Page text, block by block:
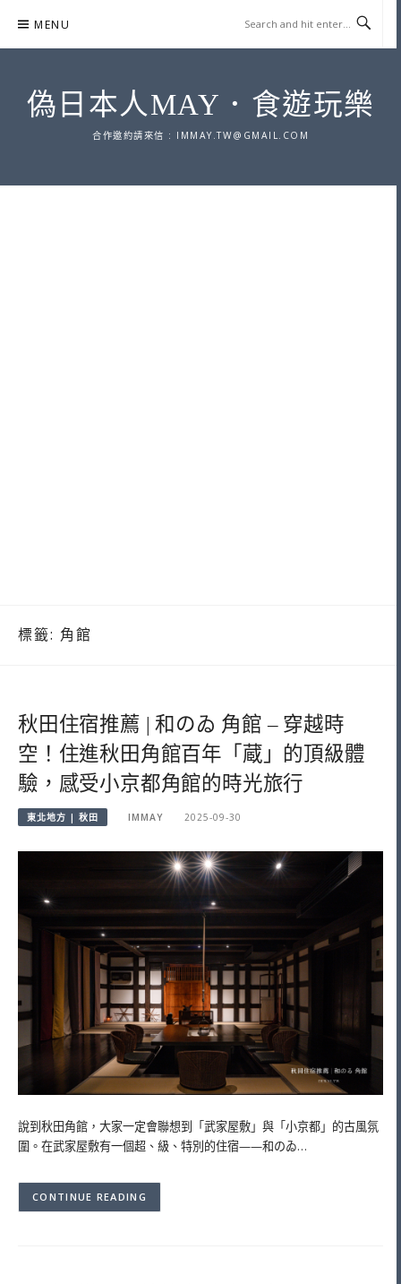
content
MENU
偽日本人MAY．食遊玩樂
合作邀約請來信 : IMMAY.TW@GMAIL.COM
標籤: 角館
秋田住宿推薦 | 和のゐ 角館 – 穿越時
空！住進秋田角館百年「蔵」的頂級體
驗，感受小京都角館的時光旅行
東北地方 | 秋田 IMMAY 2025-09-30
說到秋田角館，大家一定會聯想到「武家屋敷」與「小京都」的古風氛
圍。在武家屋敷有一個超、級、特別的住宿——和のゐ…
CONTINUE READING